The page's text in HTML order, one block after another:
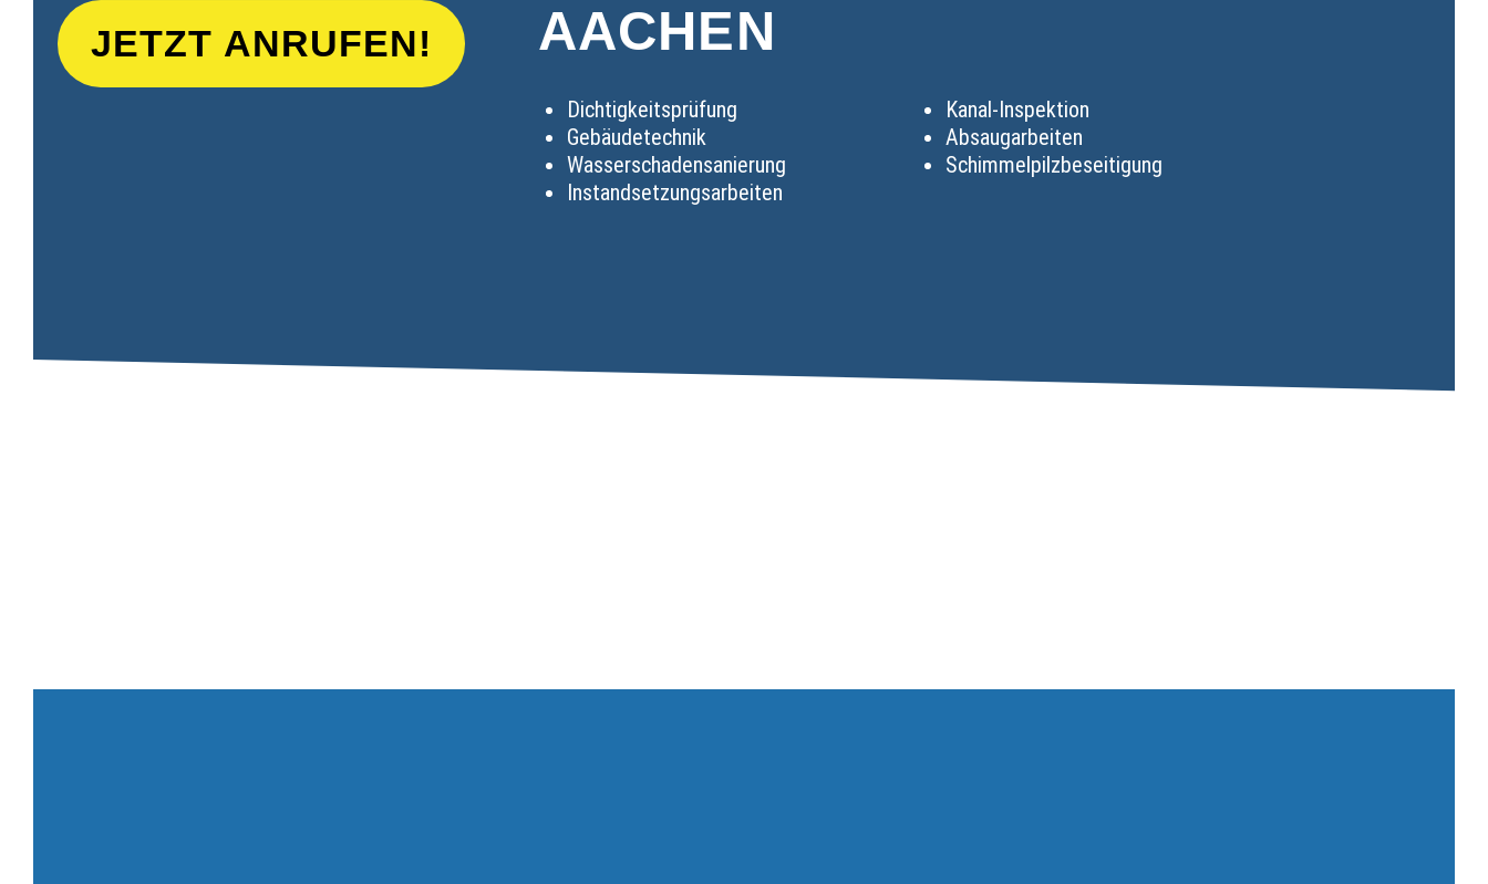
JETZT ANRUFEN!
AACHEN
Dichtigkeitsprüfung
Gebäudetechnik
Wasserschadensanierung
Instandsetzungsarbeiten
Kanal-Inspektion
Absaugarbeiten
Schimmelpilzbeseitigung